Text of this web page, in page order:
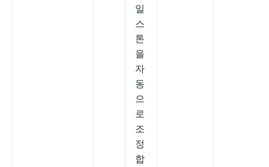
일
스
톤
을
자
동
으
로
조
정
합